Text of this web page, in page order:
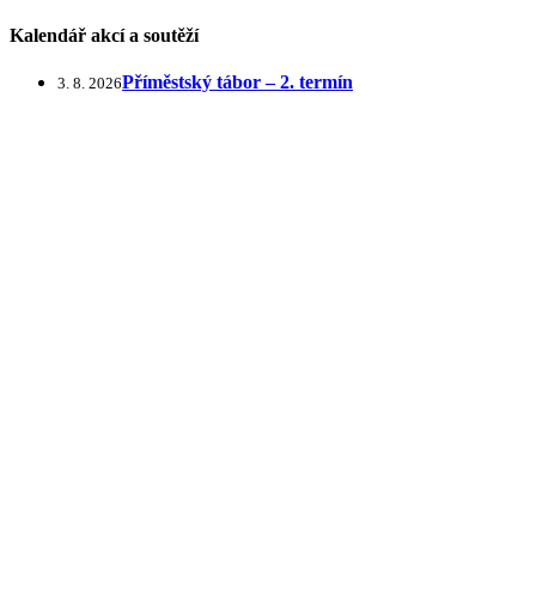
Kalendář akcí a soutěží
3. 8. 2026Příměstský tábor – 2. termín